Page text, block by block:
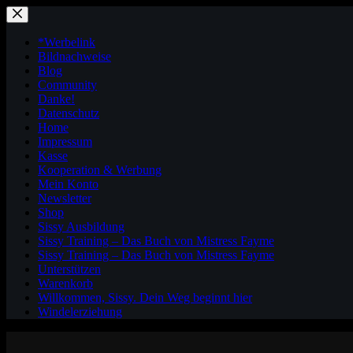
Zum
Inhalt
springen*Werbelink
Bildnachweise
Blog
Community
Danke!
Datenschutz
Home
Impressum
Kasse
Kooperation & Werbung
Mein Konto
Newsletter
Shop
Sissy Ausbildung
Sissy Training – Das Buch von Mistress Fayme
Sissy Training – Das Buch von Mistress Fayme
Unterstützen
Warenkorb
Willkommen, Sissy. Dein Weg beginnt hier
Windelerziehung